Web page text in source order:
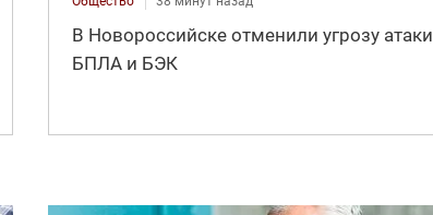
В Новороссийске отменили угрозу атаки
БПЛА и БЭК